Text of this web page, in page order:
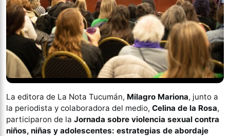
La editora de La Nota Tucumán, Milagro Mariona, junto a
la periodista y colaboradora del medio, Celina de la Rosa,
participaron de la Jornada sobre violencia sexual contra
niños, niñas y adolescentes: estrategias de abordaje